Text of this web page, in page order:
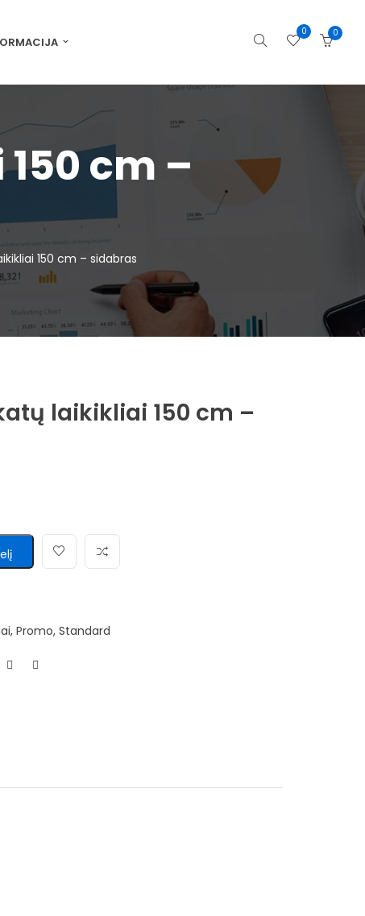
0 0
cm –
150 cm – sidabras
laikikliai 150 cm –
, Promo, Standard